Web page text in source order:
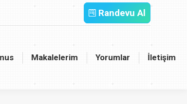
Randevu Al
Makalelerim Yorumlar İletişim
Yorumlar İletişim